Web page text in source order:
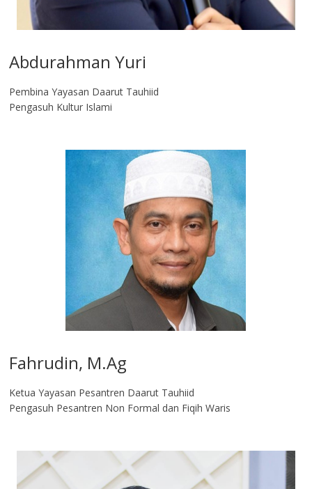
Abdurahman Yuri
Pembina Yayasan Daarut Tauhiid
Pengasuh Kultur Islami
Fahrudin, M.Ag​
Ketua Yayasan Pesantren Daarut Tauhiid
Pengasuh Pesantren Non Formal dan Fiqih Waris